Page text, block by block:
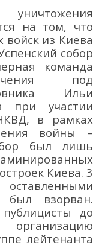
уничтожения
на том, что
войск из Киева
собор
команда
под
Ильи
при участии
, в рамках
войны –
был лишь
Киева. 3
оставленными
был взорван.
до
лейтенанта